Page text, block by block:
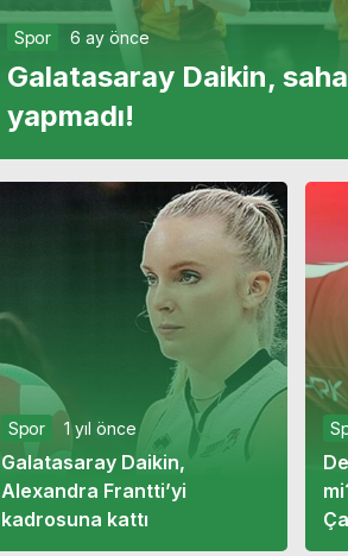
Spor 6 ay önce
Galatasaray Daikin,
yapmadı!
Spor 1 yıl önce
Galatasaray Daikin,
Alexandra Frantti’yi
kadrosuna kattı
Spor 1 yıl önce
Galatasaray’ın yıldızı GSM
operatörlerine ateş